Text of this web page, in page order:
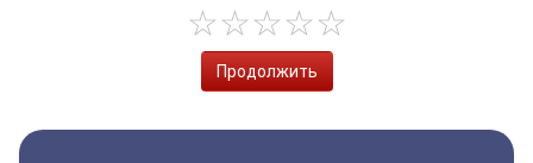
Продолжить